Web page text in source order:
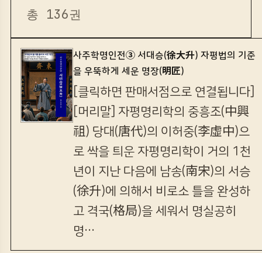
총 136권
사주학명인전③ 서대승(徐大升) 자평법의 기준
을 우뚝하게 세운 명장(明匠)
[클릭하면 판매서점으로 연결됩니다]
[머리말] 자평명리학의 중흥조(中興
祖) 당대(唐代)의 이허중(李虛中)으
로 싹을 틔운 자평명리학이 거의 1천
년이 지난 다음에 남송(南宋)의 서승
(徐升)에 의해서 비로소 틀을 완성하
고 격국(格局)을 세워서 명실공히
명…